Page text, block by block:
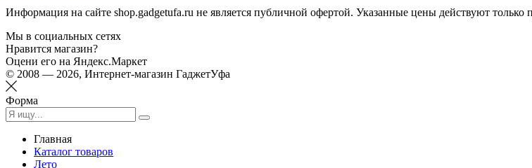
Информация на сайте shop.gadgetufa.ru не является публичной офертой. Указанные цены действуют только
Мы в социальных сетях
Нравится магазин?
Оцени его на Яндекс.Маркет
© 2008 — 2026, Интернет-магазин ГаджетУфа
Форма
Главная
Каталог товаров
Лето